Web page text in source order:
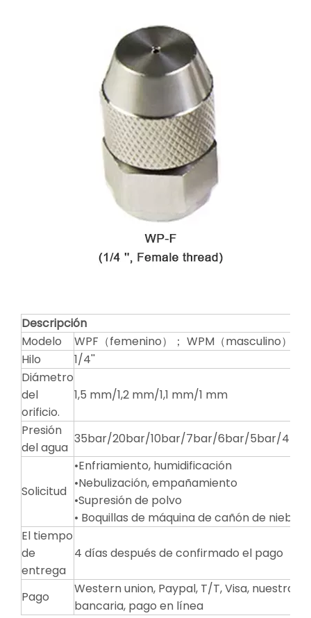
Descripción
Modelo
WPF（femenino）； WPM（masculino）
Hilo
1/4''
Diámetro
del
orificio.
1,5 mm/1,2 mm/1,1 mm/1 mm
Presión
del agua
35bar/20bar/10bar/7bar/6bar/5bar/
Solicitud
•Enfriamiento, humidificación
•Nebulización, empañamiento
•Supresión de polvo
• Boquillas de máquina de cañón de niebla
El tiempo
de
entrega
4 días después de confirmado el pago
Pago
Western union, Paypal, T/T, Visa, nuestra
bancaria, pago en línea